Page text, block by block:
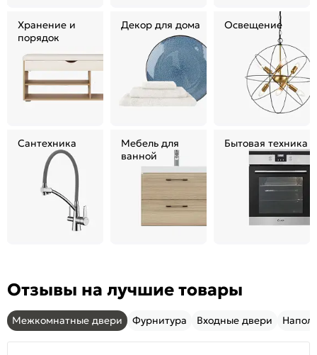
Хранение и
порядок
Декор для дома Освещение
Сантехника
Мебель для
ванной
Бытовая техника
Отзывы на лучшие товары
Межкомнатные двери Фурнитура Входные двери